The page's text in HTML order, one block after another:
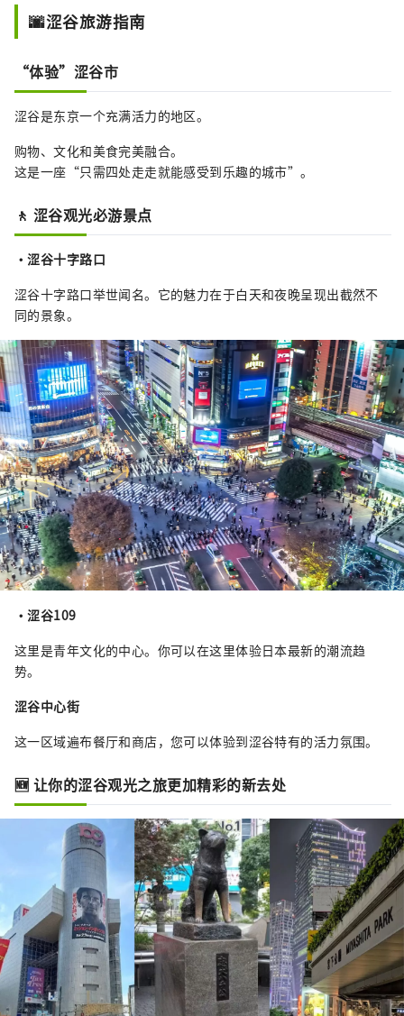
🌆涩谷旅游指南
“体验”涩谷市
涩谷是东京一个充满活力的地区。
购物、文化和美食完美融合。
这是一座“只需四处走走就能感受到乐趣的城市”。
🚶 涩谷观光必游景点
・涩谷十字路口
涩谷十字路口举世闻名。它的魅力在于白天和夜晚呈现出截然不
同的景象。
・涩谷109
这里是青年文化的中心。你可以在这里体验日本最新的潮流趋
势。
涩谷中心街
这一区域遍布餐厅和商店，您可以体验到涩谷特有的活力氛围。
🆕 让你的涩谷观光之旅更加精彩的新去处